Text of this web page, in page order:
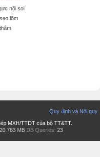
nội soi
lõm
Quy định và Nội quy
MXH/TTDT của bộ TT&TT.
20.783 MB DB Queries: 23